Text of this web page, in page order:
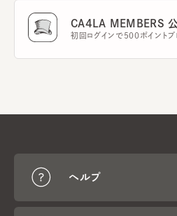
CA4LA MEMBERS 公
初回ログインで500ポイントプ
ヘルプ